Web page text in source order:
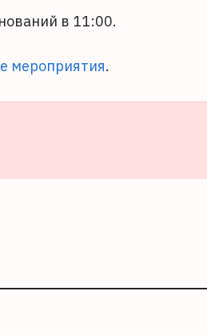
в 11:00.
мероприятия.